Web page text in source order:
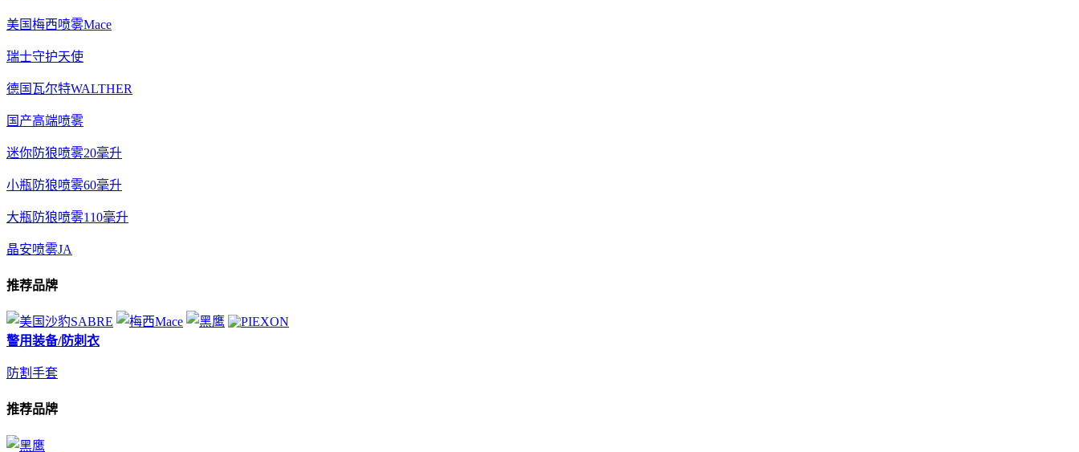
美国梅西喷雾Mace
瑞士守护天使
德国瓦尔特WALTHER
国产高端喷雾
迷你防狼喷雾20毫升
小瓶防狼喷雾60毫升
大瓶防狼喷雾110毫升
晶安喷雾JA
推荐品牌
警用装备/防刺衣
防割手套
推荐品牌